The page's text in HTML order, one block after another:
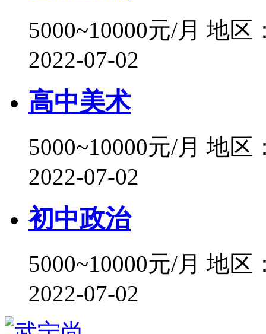
5000~10000元/月 地区
2022-07-02
高中美术
5000~10000元/月 地区
2022-07-02
初中政治
5000~10000元/月 地区
2022-07-02